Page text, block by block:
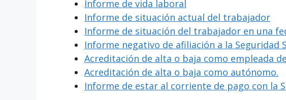
Informe de vida laboral
Informe de situación actual del trabajador
Informe de situación del trabajador en una
Informe negativo de afiliación a la Seguridad
Acreditación de alta o baja como empleada
Acreditación de alta o baja como autónomo.
Informe de estar al corriente de pago con la